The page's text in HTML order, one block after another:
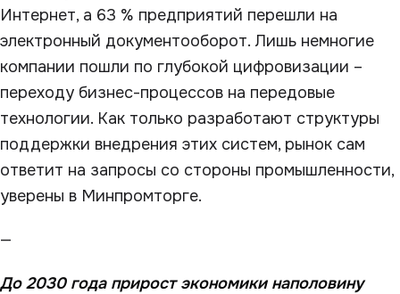
Интернет, а 63 % предприятий перешли на
электронный документооборот. Лишь немногие
компании пошли по глубокой цифровизации –
переходу бизнес-процессов на передовые
технологии. Как только разработают структуры
поддержки внедрения этих систем, рынок сам
ответит на запросы со стороны промышленности,
уверены в Минпромторге.
—
До 2030 года прирост экономики наполовину